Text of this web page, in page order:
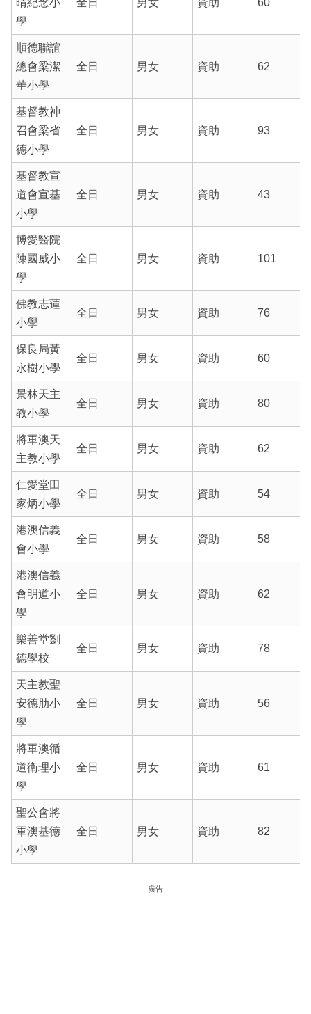
晴紀念小
學
全日 男女 資助 60
順德聯誼
總會梁潔
華小學
全日 男女 資助 62
基督教神
召會梁省
德小學
全日 男女 資助 93
基督教宣
道會宣基
小學
全日 男女 資助 43
博愛醫院
陳國威小
學
全日 男女 資助 101
佛教志蓮
小學
全日 男女 資助 76
保良局黃
永樹小學
全日 男女 資助 60
景林天主
教小學
全日 男女 資助 80
將軍澳天
主教小學
全日 男女 資助 62
仁愛堂田
家炳小學
全日 男女 資助 54
港澳信義
會小學
全日 男女 資助 58
港澳信義
會明道小
學
全日 男女 資助 62
樂善堂劉
德學校
全日 男女 資助 78
天主教聖
安德肋小
學
全日 男女 資助 56
將軍澳循
道衛理小
學
全日 男女 資助 61
聖公會將
軍澳基德
小學
全日 男女 資助 82
廣告